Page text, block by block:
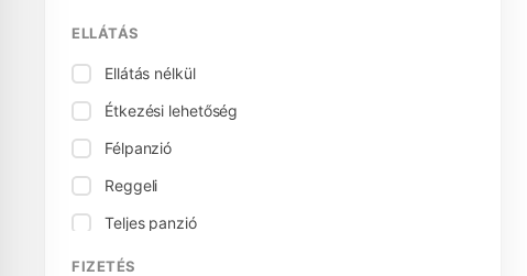
Áramcsatlakozás
Asztalitenisz
Baba ágy
Bababarát
Babaszék, etetőszék
Beltéri úszómedence
ELLÁTÁS
Ellátás nélkül
Étkezési lehetőség
Félpanzió
Reggeli
Teljes panzió
Vegetáriánus konyha
FIZETÉS